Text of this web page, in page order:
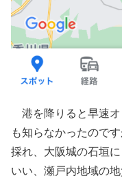
港を降りると早速
も知らなかったので
採れ、大阪城の石垣
いい、瀬戸内地域の